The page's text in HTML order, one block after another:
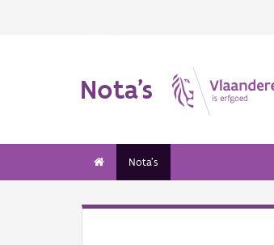
Nota's
Nota's